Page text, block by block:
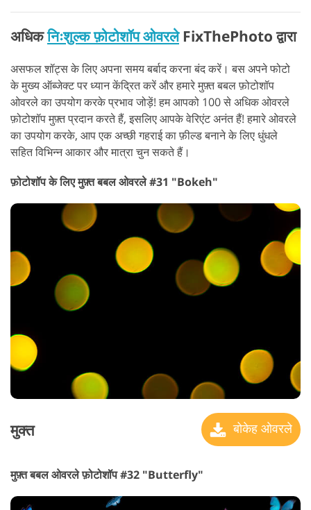
अधिकनिःशुल्क फ़ोटोशॉप ओवरलेFixThePhoto द्वारा
असफल शॉट्स के लिए अपना समय बर्बाद करना बंद करें। बस अपने फोटो
के मुख्य ऑब्जेक्ट पर ध्यान केंद्रित करें और हमारे मुफ़्त बबल फ़ोटोशॉप
ओवरले का उपयोग करके प्रभाव जोड़ें! हम आपको 100 से अधिक ओवरले
फ़ोटोशॉप मुफ़्त प्रदान करते हैं, इसलिए आपके वेरिएंट अनंत हैं! हमारे ओवरले
का उपयोग करके, आप एक अच्छी गहराई का फ़ील्ड बनाने के लिए धुंधले
सहित विभिन्न आकार और मात्रा चुन सकते हैं।
फ़ोटोशॉप के लिए मुफ़्त बबल ओवरले #31 "Bokeh"
मुक्त बोकेह ओवरले
मुफ़्त बबल ओवरले फ़ोटोशॉप #32 "Butterfly"